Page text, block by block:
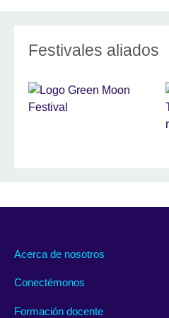
Festivales aliados
Acerca de nosotros
Conectémonos
Formación docente